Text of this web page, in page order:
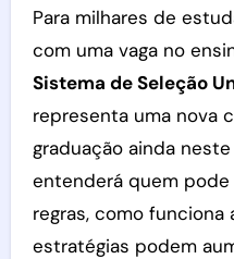
Para milhares de
com uma vaga no
Sistema de Seleção
representa uma nova
graduação ainda
entenderá quem pode
regras, como funciona
estratégias podem